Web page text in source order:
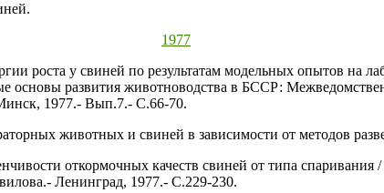
1977
роста у свиней по результатам модельных опытов на
развития животноводства в БССР:
1977.- Вып.7.- С.66-70.
животных и свиней в зависимости от методов
откормочных качеств свиней от типа
Ленинград, 1977.- С.229-230.